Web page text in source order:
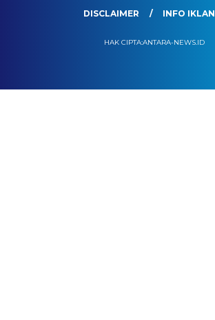
DISCLAIMER
INFO IKLAN
HAK CIPTA:ANTARA-NEWS.ID